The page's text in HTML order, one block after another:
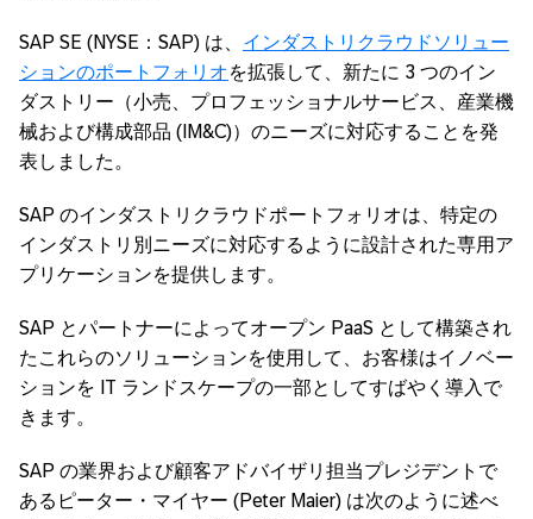
SAP SE (NYSE：SAP) は、 インダストリクラウドソリュー
ションのポートフォリオを拡張して、新たに 3 つのイン
ダストリー（小売、プロフェッショナルサービス、産業機
械および構成部品 (IM&C)）のニーズに対応することを発
表しました。
SAP のインダストリクラウドポートフォリオは、特定の
インダストリ別ニーズに対応するように設計された専用ア
プリケーションを提供します。
SAP とパートナーによってオープン PaaS として構築され
たこれらのソリューションを使用して、お客様はイノベー
ションを IT ランドスケープの一部としてすばやく導入で
きます。
SAP の業界および顧客アドバイザリ担当プレジデントで
あるピーター・マイヤー (Peter Maier) は次のように述べ